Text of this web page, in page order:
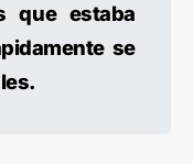
que estaba
se